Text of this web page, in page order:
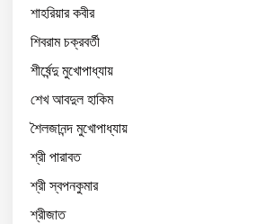
শাহরিয়ার কবীর
শিবরাম চক্রবর্তী
শীর্ষেন্দু মুখোপাধ্যায়
শেখ আবদুল হাকিম
শৈলজানন্দ মুখোপাধ্যায়
শ্রী পারাবত
শ্রী স্বপনকুমার
শ্রীজাত